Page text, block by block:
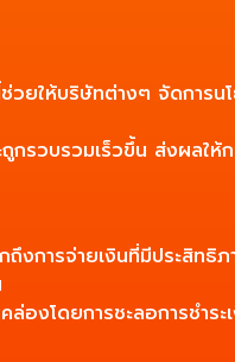
ห้บริษัทต่างๆ จัดการนโ
กรวบรวมเร็วขึ้น ส่งผลใ
การจ่ายเงินที่มีประสิทธิ
องโดยการชะลอการชำร